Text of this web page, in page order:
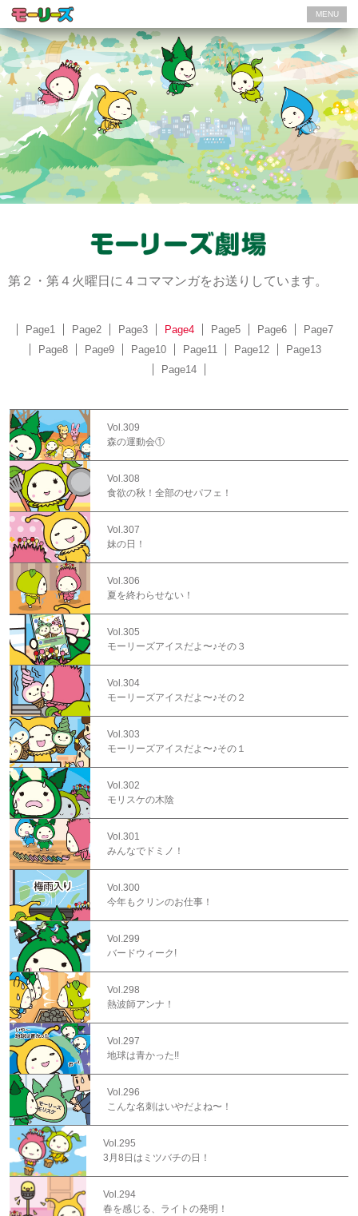
MENU
第２・第４火曜日に４コママンガをお送りしています。
Page1 Page2 Page3 Page4 Page5 Page6
Page7
Page8
Page9 Page10 Page11 Page12
Page13
Page14
Vol.309
森の運動会①
Vol.308
食欲の秋！全部のせパフェ！
Vol.307
妹の日！
Vol.306
夏を終わらせない！
Vol.305
モーリーズアイスだよ〜♪その３
Vol.304
モーリーズアイスだよ〜♪その２
Vol.303
モーリーズアイスだよ〜♪その１
Vol.302
モリスケの木陰
Vol.301
みんなでドミノ！
Vol.300
今年もクリンのお仕事！
Vol.299
バードウィーク!
Vol.298
熱波師アンナ！
Vol.297
地球は青かった!!
Vol.296
こんな名刺はいやだよね〜！
Vol.295
3月8日はミツバチの日！
Vol.294
春を感じる、ライトの発明！